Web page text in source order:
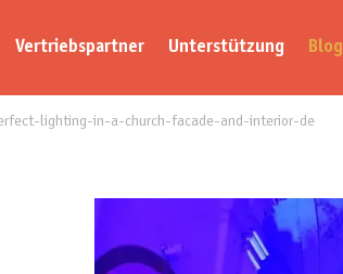
Vertriebspartner Unterstützung Blog
lighting-in-a-church-facade-and-interior-de